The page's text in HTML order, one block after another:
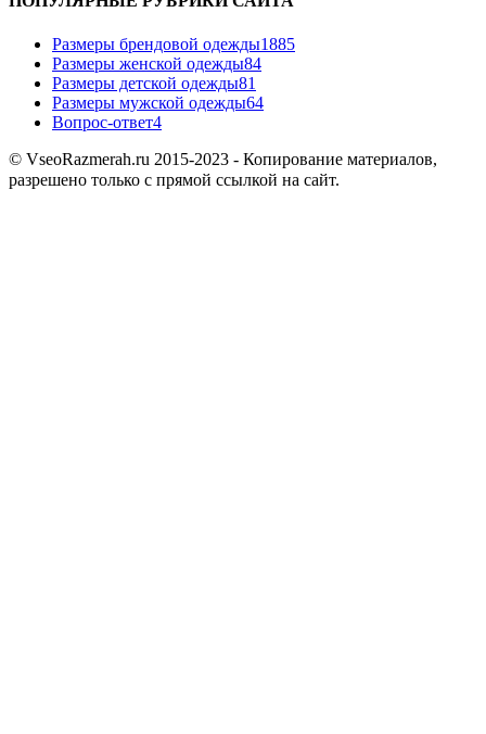
Размеры брендовой одежды1885
Размеры женской одежды84
Размеры детской одежды81
Размеры мужской одежды64
Вопрос-ответ4
© VseoRazmerah.ru 2015-2023 - Копирование материалов,
разрешено только с прямой ссылкой на сайт.